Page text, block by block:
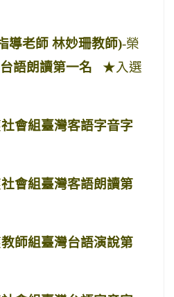
導老師 林妙珊教師)-榮
語朗讀第一名 ★入選
社會組臺灣客語字音字
社會組臺灣客語朗讀第
教師組臺灣台語演說第